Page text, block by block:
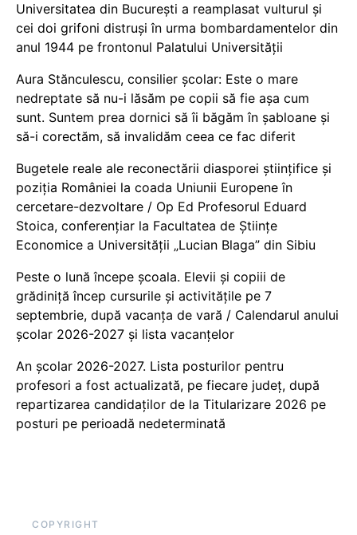
Universitatea din București a reamplasat vulturul și
cei doi grifoni distruși în urma bombardamentelor din
anul 1944 pe frontonul Palatului Universității
Aura Stănculescu, consilier școlar: Este o mare
nedreptate să nu-i lăsăm pe copii să fie așa cum
sunt. Suntem prea dornici să îi băgăm în șabloane și
să-i corectăm, să invalidăm ceea ce fac diferit
Bugetele reale ale reconectării diasporei științifice și
poziția României la coada Uniunii Europene în
cercetare-dezvoltare / Op Ed Profesorul Eduard
Stoica, conferențiar la Facultatea de Științe
Economice a Universității „Lucian Blaga” din Sibiu
Peste o lună începe școala. Elevii și copiii de
grădiniță încep cursurile și activitățile pe 7
septembrie, după vacanța de vară / Calendarul anului
școlar 2026-2027 și lista vacanțelor
An școlar 2026-2027. Lista posturilor pentru
profesori a fost actualizată, pe fiecare județ, după
repartizarea candidaților de la Titularizare 2026 pe
posturi pe perioadă nedeterminată
COPYRIGHT